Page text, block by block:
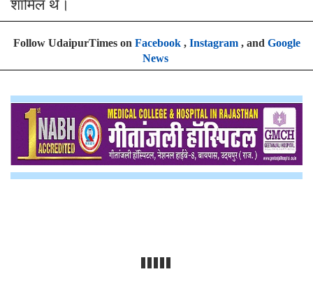
शामिल थे।
Follow UdaipurTimes on Facebook, Instagram, and Google
News